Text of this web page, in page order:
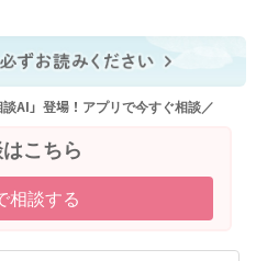
AI」登場！アプリで今すぐ相談／
こちら
相談する